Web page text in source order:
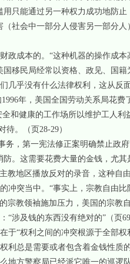
只能通过另一种权力成功地防
社会中一部分人侵害另一部分
政成本的。“这种机器的操作成
移民局经常以资格、政见、国
几乎没有什么法律权利，这从反
年，美国全国劳动关系局花费
和健康的工作场所以维护工人
。（页28-29）
，第一宪法修正案明确禁止政
。这需要花费大量的金钱，尤其
教地区播放反对的录音，这种自
冲突当中。“事实上，宗教自由
宗教领袖施加压力，美国的宗教
涉及钱的东西没有绝对的”（页
于“权利之间的冲突根源于全部
利总是需要或者包含着金钱性质
地方警察局已经派它唯一的巡逻